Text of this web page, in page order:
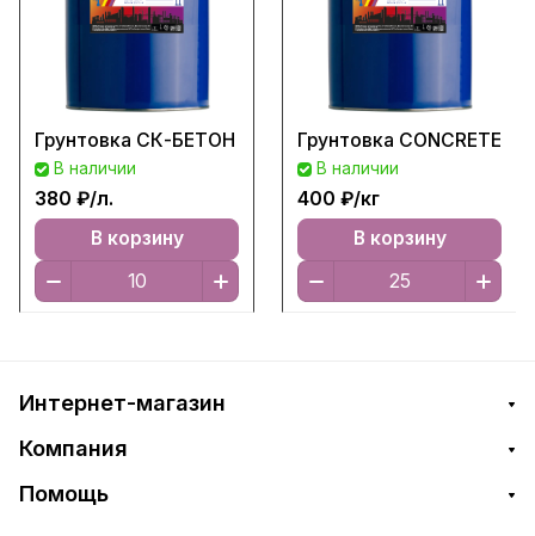
Грунтовка СК-БЕТОН
В наличии
380 ₽/л.
В корзину
Грунтовка CONCRETE
В наличии
400 ₽/кг
В корзину
Интернет-магазин
Компания
Помощь